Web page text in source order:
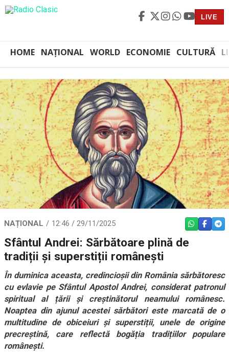
LIVE
HOME NAȚIONAL WORLD ECONOMIE CULTURĂ
NAȚIONAL 12:46 / 29/11/2025 WHATSAPP
Sfântul Andrei: Sărbătoare plină de
tradiții și superstiții românești
În duminica aceasta, credincioșii din România sărbătoresc
cu evlavie pe Sfântul Apostol Andrei, considerat patronul
spiritual al țării și creștinătorul neamului românesc.
Noaptea din ajunul acestei sărbători este marcată de o
multitudine de obiceiuri și superstiții, unele de origine
precreștină, care reflectă bogăția tradițiilor populare
românești.